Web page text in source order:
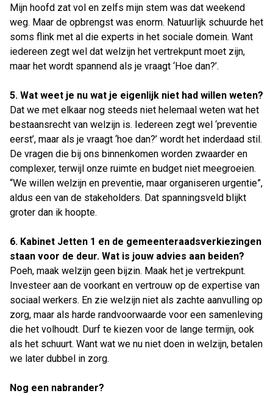
Mijn hoofd zat vol en zelfs mijn stem was dat weekend
weg. Maar de opbrengst was enorm. Natuurlijk schuurde het
soms flink met al die experts in het sociale domein. Want
iedereen zegt wel dat welzijn het vertrekpunt moet zijn,
maar het wordt spannend als je vraagt ‘Hoe dan?’.
5. Wat weet je nu wat je eigenlijk niet had willen weten?
Dat we met elkaar nog steeds niet helemaal weten wat het
bestaansrecht van welzijn is. Iedereen zegt wel ‘preventie
eerst’, maar als je vraagt ‘hoe dan?’ wordt het inderdaad stil.
De vragen die bij ons binnenkomen worden zwaarder en
complexer, terwijl onze ruimte en budget niet meegroeien.
“We willen welzijn en preventie, maar organiseren urgentie”,
aldus een van de stakeholders. Dat spanningsveld blijkt
groter dan ik hoopte.
6. Kabinet Jetten 1 en de gemeenteraadsverkiezingen
staan voor de deur. Wat is jouw advies aan beiden?
Poeh, maak welzijn geen bijzin. Maak het je vertrekpunt.
Investeer aan de voorkant en vertrouw op de expertise van
sociaal werkers. En zie welzijn niet als zachte aanvulling op
zorg, maar als harde randvoorwaarde voor een samenleving
die het volhoudt. Durf te kiezen voor de lange termijn, ook
als het schuurt. Want wat we nu niet doen in welzijn, betalen
we later dubbel in zorg.
Nog een nabrander?